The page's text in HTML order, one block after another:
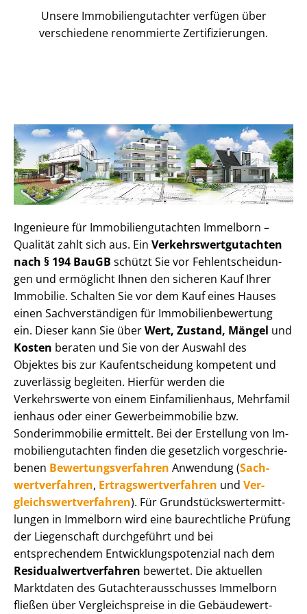
Unsere Immobilien­gutachter verfügen über
verschiedene renommierte Zer­ti­fi­zie­run­gen.
Ingenieure für Im­mo­bi­li­en­gut­ach­ten Immelborn –
Qualität zahlt sich aus. Ein Ver­kehrs­wert­gut­ach­ten
nach § 194 BauGB schützt Sie vor Fehl­ent­schei­dun­
gen und ermöglicht Ihnen den sicheren Kauf Ihrer
Immobilie. Schalten Sie vor dem Kauf eines Hauses
einen Sach­ver­stän­di­gen für Im­mo­bi­li­en­be­wer­tung
ein. Dieser kann Sie überWert, Zustand, Mängel und
Kosten beraten und Sie von der Auswahl des
Objektes bis zur Kauf­ent­schei­dung kompetent und
zuverlässig begleiten. Hierfür werden die
Verkehrswerte von einem Einfamilienhaus, Mehr­fa­mi­l
i­en­haus oder einer Ge­wer­be­im­mo­bi­lie bzw.
Sonderimmobilie ermittelt. Bei der Erstellung von Im­
mo­bi­li­en­gut­ach­ten finden die gesetzlich vor­ge­schrie­
be­nen Be­wer­tungs­ver­fah­ren Anwendung (Sach­
wert­ver­fah­ren, Er­trags­wert­ver­fah­ren und Ver­
gleichs­wert­ver­fah­ren). Für Grund­stücks­wert­ermitt­
lun­gen in Immelborn wird eine baurechtliche Prüfung
der Liegenschaft durchgeführt und bei
entsprechendem Ent­wick­lungs­po­ten­zi­al nach dem
Re­si­du­al­wert­ver­fah­ren bewertet. Die aktuellen
Marktdaten des Gut­ach­ter­aus­schus­ses Immelborn
fließen über Ver­gleichs­prei­se in die Ge­bäu­de­wert­